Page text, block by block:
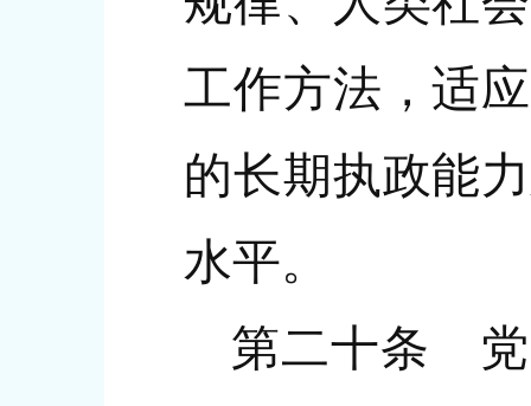
工作方法，适
的长期执政能
水平。
第二十条 党